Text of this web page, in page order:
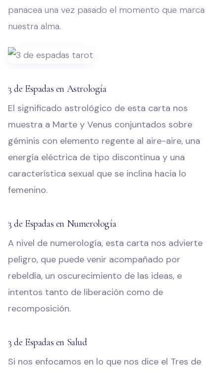
panacea una vez pasado el momento que marca
nuestra alma.
3 de Espadas en Astrología
El significado astrológico de esta carta nos
muestra a Marte y Venus conjuntados sobre
géminis con elemento regente al aire-aire, una
energía eléctrica de tipo discontinua y una
característica sexual que se inclina hacia lo
femenino.
3 de Espadas en Numerología
A nivel de numerología, esta carta nos advierte
peligro, que puede venir acompañado por
rebeldía, un oscurecimiento de las ideas, e
intentos tanto de liberación como de
recomposición.
3 de Espadas en Salud
Si nos enfocamos en lo que nos dice el Tres de